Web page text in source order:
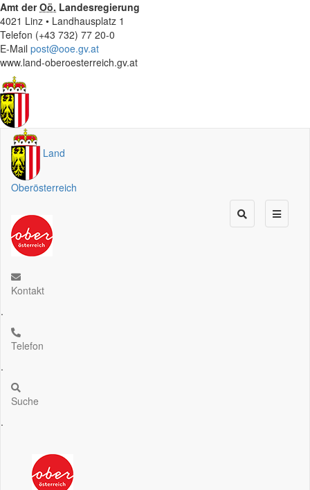
Amt derOö. Landesregierung
4021 Linz • Landhausplatz 1
Telefon (+43 732) 77 20-0
E-Mail post@ooe.gv.at
www.land-oberoesterreich.gv.at
Land
Oberösterreich
Kontakt
.
Telefon
.
Suche
.